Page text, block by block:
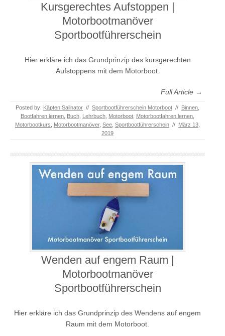
Kursgerechtes Aufstoppen |
Motorbootmanöver
Sportbootführerschein
Hier erkläre ich das Grundprinzip des kursgerechten
Aufstoppens mit dem Motorboot.
Full Article →
Posted by: Käpten Sailnator // Sportbootführerschein Motorboot // Binnen
Bootfahren lernen Buch Lehrbuch Motorboot Motorbootfahren lernen
Motorbootkurs
Motorbootmanöver, See Sportbootführerschein // März 13,
2019
Wenden auf engem Raum |
Motorbootmanöver
Sportbootführerschein
Hier erkläre ich das Grundprinzip des Wendens auf engem
Raum mit dem Motorboot.